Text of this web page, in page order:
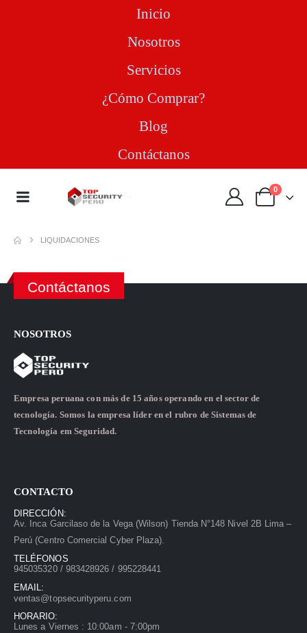
Inicio
Nosotros
Servicios
¿Cómo Comprar?
Blog
Contáctanos
0
LIQUIDACIONES
Contáctanos
NOSOTROS
Empresa peruana con más de 15 años operando en el sector de
tecnología. Somos la empresa líder en el rubro de Sistemas de
Tecnología em Seguridad.
CONTACTO
DIRECCIÓN:
Av. Inca Garcilaso de la Vega (Wilson) Tienda N°148 Nivel 2B Lima –
Perú (Centro Comercial Cyber Plaza).
TELÉFONOS
945035320 / 983428926 / 995228441
EMAIL:
ventas@topsecurityperu.com
HORARIO:
Lunes a Viernes : 10:00am - 7:00pm